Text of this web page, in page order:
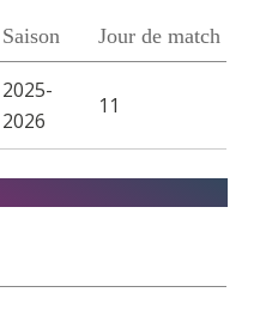
Saison Jour de match
2025-
2026
11